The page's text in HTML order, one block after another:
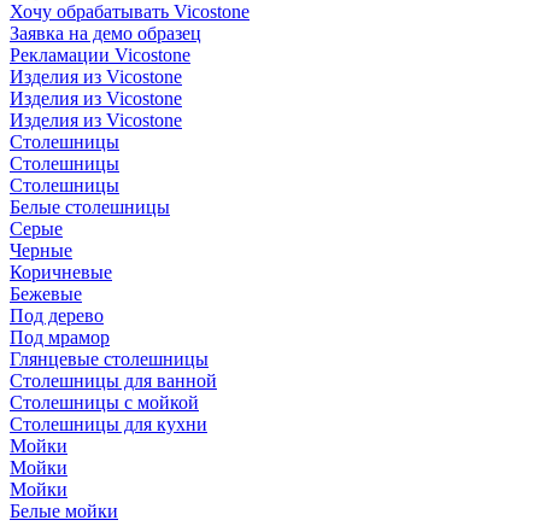
Хочу обрабатывать Vicostone
Заявка на демо образец
Рекламации Vicostone
Изделия из Vicostone
Изделия из Vicostone
Изделия из Vicostone
Столешницы
Столешницы
Столешницы
Белые столешницы
Серые
Черные
Коричневые
Бежевые
Под дерево
Под мрамор
Глянцевые столешницы
Столешницы для ванной
Столешницы с мойкой
Столешницы для кухни
Мойки
Мойки
Мойки
Белые мойки